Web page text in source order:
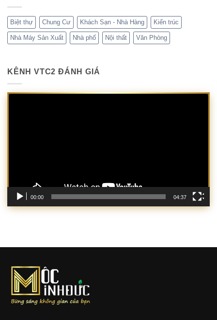
Biệt thự Chung Cư Khách Sạn - Nhà Hàng Kiến trúc
Nhà Máy Sản Xuất Nhà phố Nội thất Văn Phòng
KÊNH VTC2 ĐÁNH GIÁ
Trình
00:00 04:37